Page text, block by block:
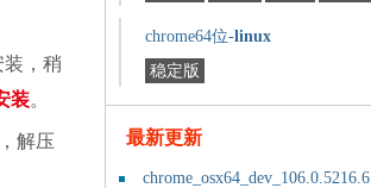
，稍
装。
解压
chrome64位-linux
稳定版
最新更新
chrome_osx64_dev_106.0.5216.6